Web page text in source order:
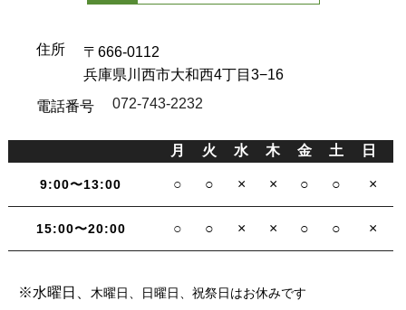
住所
〒666-0112
兵庫県川西市大和西4丁目3−16
電話番号 072-743-2232
月 火 水 木 金 土 日
9:00〜13:00 ○ ○ × × ○ ○ ×
15:00〜20:00 ○ ○ × × ○ ○ ×
※水曜日、 木曜日、日曜日、祝祭日はお休みです